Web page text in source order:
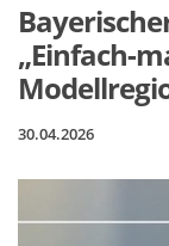
Einfach-
30.04.2026